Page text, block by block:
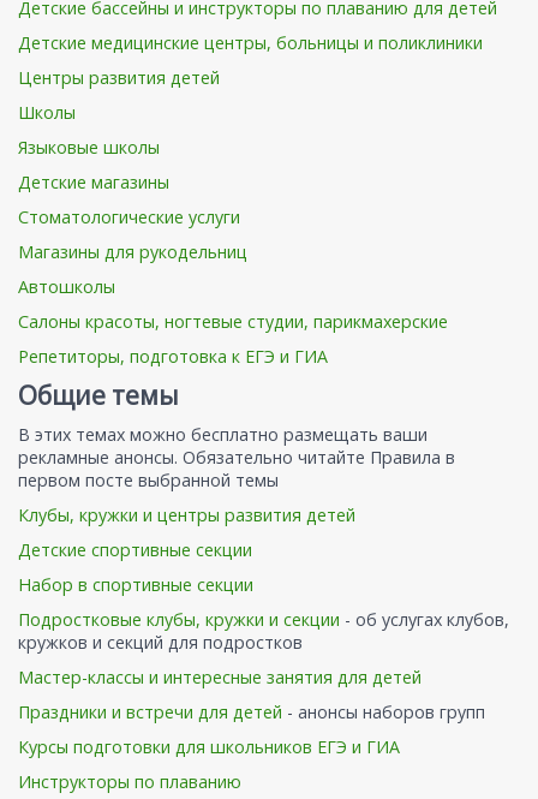
Детские бассейны и инструкторы по плаванию для детей
Детские медицинские центры, больницы и поликлиники
Центры развития детей
Школы
Языковые школы
Детские магазины
Стоматологические услуги
Магазины для рукодельниц
Автошколы
Салоны красоты, ногтевые студии, парикмахерские
Репетиторы, подготовка к ЕГЭ и ГИА
Общие темы
В этих темах можно бесплатно размещать ваши
рекламные анонсы. Обязательно читайте Правила в
первом посте выбранной темы
Клубы, кружки и центры развития детей
Детские спортивные секции
Набор в спортивные секции
Подростковые клубы, кружки и секции - об услугах клубов,
кружков и секций для подростков
Мастер-классы и интересные занятия для детей
Праздники и встречи для детей - анонсы наборов групп
Курсы подготовки для школьников ЕГЭ и ГИА
Инструкторы по плаванию